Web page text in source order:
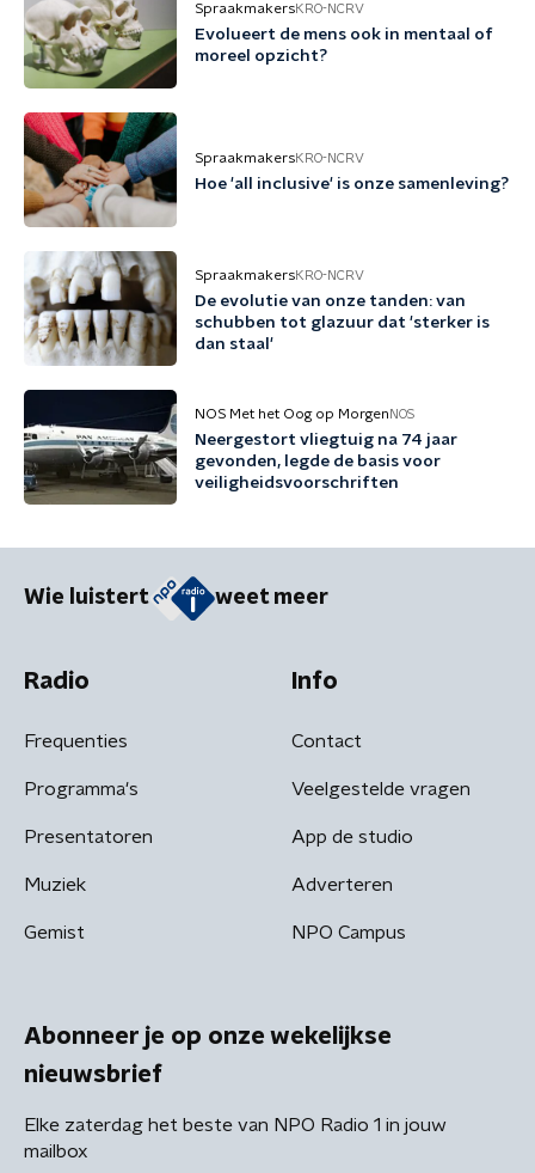
SpraakmakersKRO-NCRV
Evolueert de mens ook in mentaal of
moreel opzicht?
SpraakmakersKRO-NCRV
Hoe 'all inclusive' is onze samenleving?
SpraakmakersKRO-NCRV
De evolutie van onze tanden: van
schubben tot glazuur dat 'sterker is
dan staal'
NOS Met het Oog op Morgen NOS
Neergestort vliegtuig na 74 jaar
gevonden, legde de basis voor
veiligheidsvoorschriften
Wie luistert weet meer
Radio
Frequenties
Programma's
Presentatoren
Muziek
Gemist
Info
Contact
Veelgestelde vragen
App de studio
Adverteren
NPO Campus
Abonneer je op onze wekelijkse
nieuwsbrief
Elke zaterdag het beste van NPO Radio 1 in jouw
mailbox